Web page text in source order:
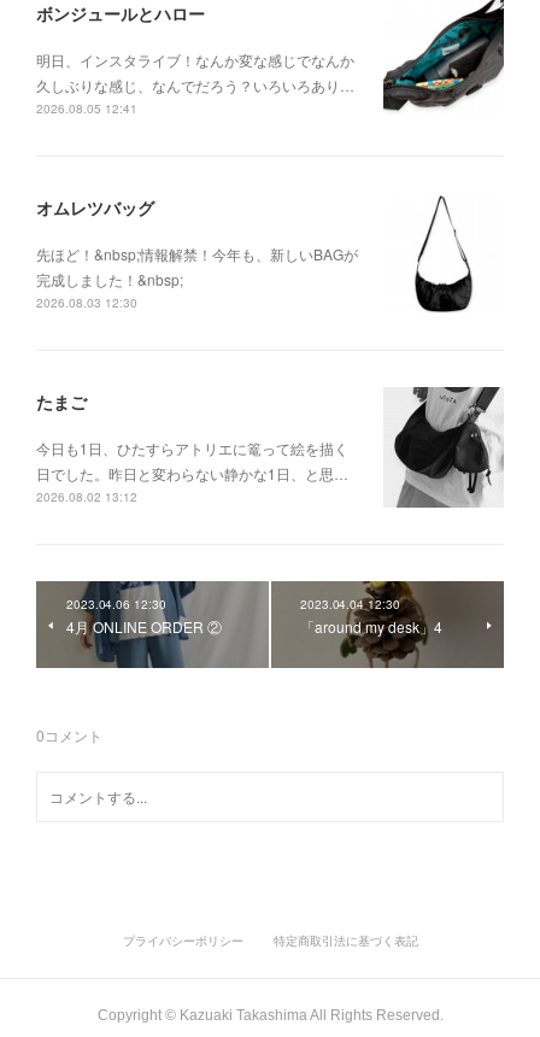
ボンジュールとハロー
明日、インスタライブ！なんか変な感じでなんか
久しぶりな感じ、なんでだろう？いろいろあり…
2026.08.05 12:41
オムレツバッグ
先ほど！&nbsp;情報解禁！今年も、新しいBAGが
完成しました！&nbsp;
2026.08.03 12:30
たまご
今日も1日、ひたすらアトリエに篭って絵を描く
日でした。昨日と変わらない静かな1日、と思…
2026.08.02 13:12
2023.04.06 12:30
4月 ONLINE ORDER ②
2023.04.04 12:30
「around my desk」4
0コメント
プライバシーポリシー 特定商取引法に基づく表記
Copyright ©︎ Kazuaki Takashima All Rights Reserved.